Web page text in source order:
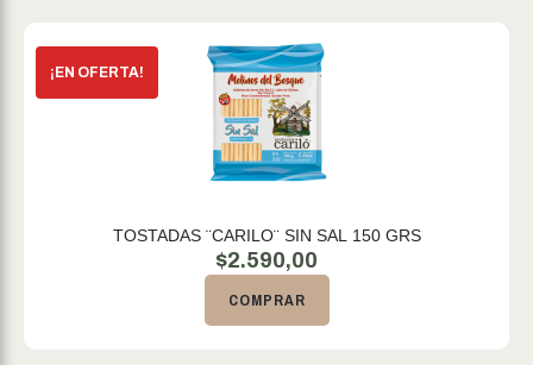
TOSTADAS ¨CARILO¨ SIN SAL 150 GRS
$2.590,00
COMPRAR